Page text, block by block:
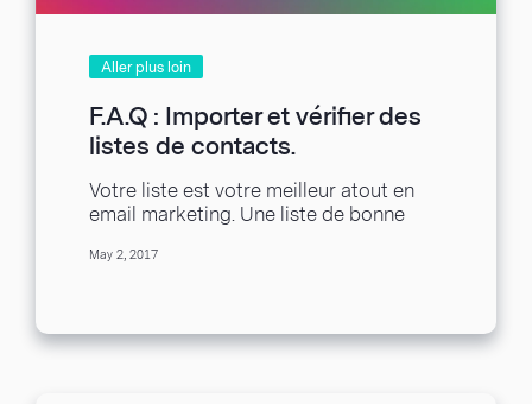
Aller plus loin
F.A.Q : Importer et vérifier des
listes de contacts.
Votre liste est votre meilleur atout en
email marketing. Une liste de bonne
May 2, 2017